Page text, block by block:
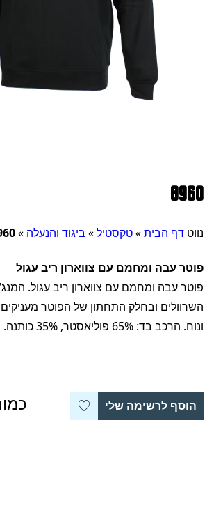
8960
נווט דף הבית»טקסטיל» ביגוד והנעלה »
פוטר עבה ומחמם עם צווארון ריב עגול
פוטר עבה ומחמם עם צווארון ריב עגול.
השרוולים ובחלק התחתון של הפוטר מעניקים
ונוח. הרכב בד: 65% פוליאסטר, 35% כותנה.
הוסף לרשימה שלי